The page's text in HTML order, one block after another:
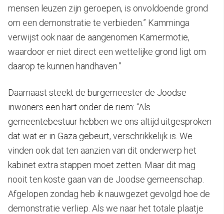
mensen leuzen zijn geroepen, is onvoldoende grond
om een demonstratie te verbieden.” Kamminga
verwijst ook naar de aangenomen Kamermotie,
waardoor er niet direct een wettelijke grond ligt om
daarop te kunnen handhaven.”
Daarnaast steekt de burgemeester de Joodse
inwoners een hart onder de riem: “Als
gemeentebestuur hebben we ons altijd uitgesproken
dat wat er in Gaza gebeurt, verschrikkelijk is. We
vinden ook dat ten aanzien van dit onderwerp het
kabinet extra stappen moet zetten. Maar dit mag
nooit ten koste gaan van de Joodse gemeenschap.
Afgelopen zondag heb ik nauwgezet gevolgd hoe de
demonstratie verliep. Als we naar het totale plaatje